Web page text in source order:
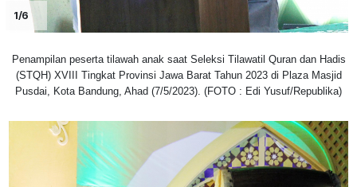
1/6
Penampilan peserta tilawah anak saat Seleksi Tilawatil Quran dan Hadis
(STQH) XVIII Tingkat Provinsi Jawa Barat Tahun 2023 di Plaza Masjid
Pusdai, Kota Bandung, Ahad (7/5/2023). (FOTO : Edi Yusuf/Republika)